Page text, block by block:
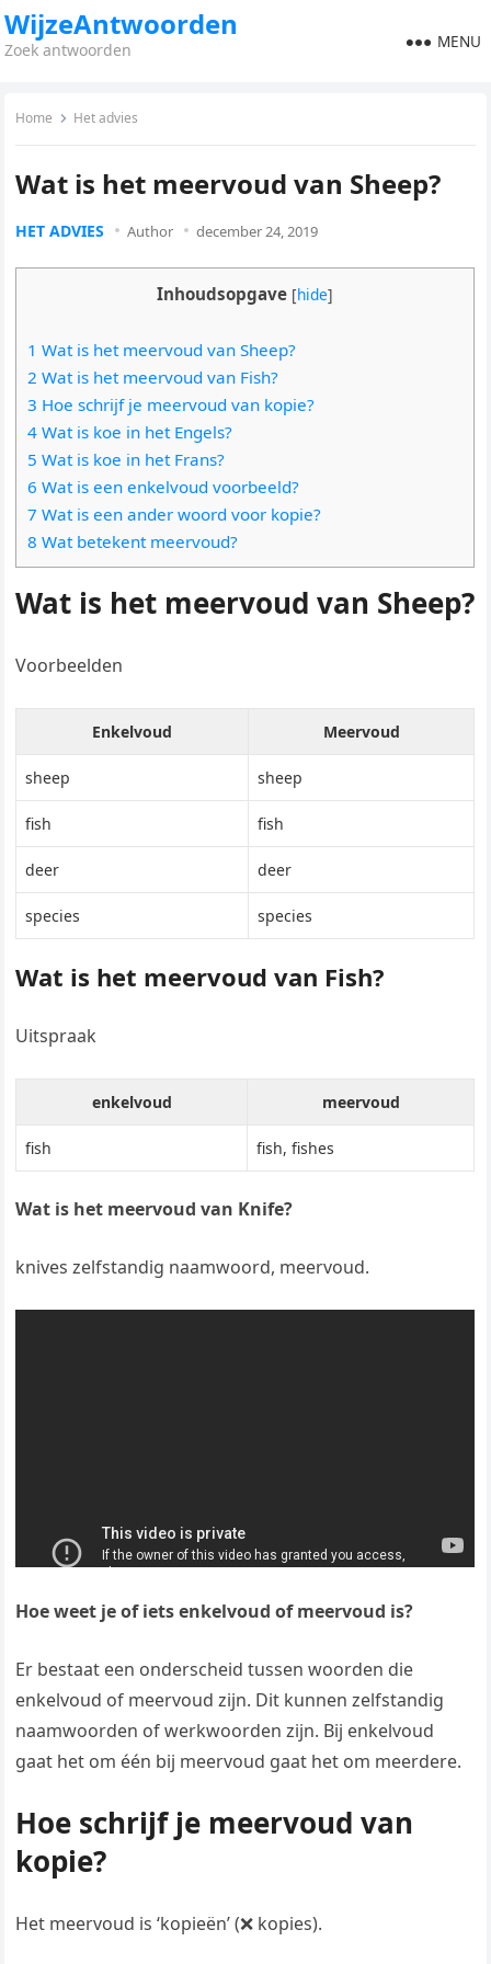
WijzeAntwoorden
Zoek antwoorden MENU
Home Het advies
Wat is het meervoud van Sheep?
HET ADVIES Author december 24, 2019
Inhoudsopgave [hide]
1 Wat is het meervoud van Sheep?
2 Wat is het meervoud van Fish?
3 Hoe schrijf je meervoud van kopie?
4 Wat is koe in het Engels?
5 Wat is koe in het Frans?
6 Wat is een enkelvoud voorbeeld?
7 Wat is een ander woord voor kopie?
8 Wat betekent meervoud?
Wat is het meervoud van Sheep?
Voorbeelden
Enkelvoud Meervoud
sheep sheep
fish fish
deer deer
species species
Wat is het meervoud van Fish?
Uitspraak
enkelvoud meervoud
fish fish, fishes
Wat is het meervoud van Knife?
knives zelfstandig naamwoord, meervoud.
Hoe weet je of iets enkelvoud of meervoud is?
Er bestaat een onderscheid tussen woorden die
enkelvoud of meervoud zijn. Dit kunnen zelfstandig
naamwoorden of werkwoorden zijn. Bij enkelvoud
gaat het om één bij meervoud gaat het om meerdere.
Hoe schrijf je meervoud van
kopie?
Het meervoud is ‘kopieën’ (❌ kopies).